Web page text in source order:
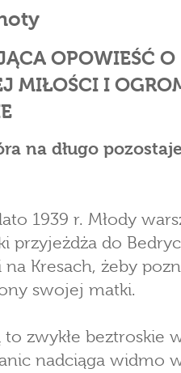
OPOWIEŚĆ O
MIŁOŚCI I
na długo
1939 r. Młody
przyjeżdża do
na Kresach, żeby
swojej matki.
zwykłe beztroskie
nadciąga widmo